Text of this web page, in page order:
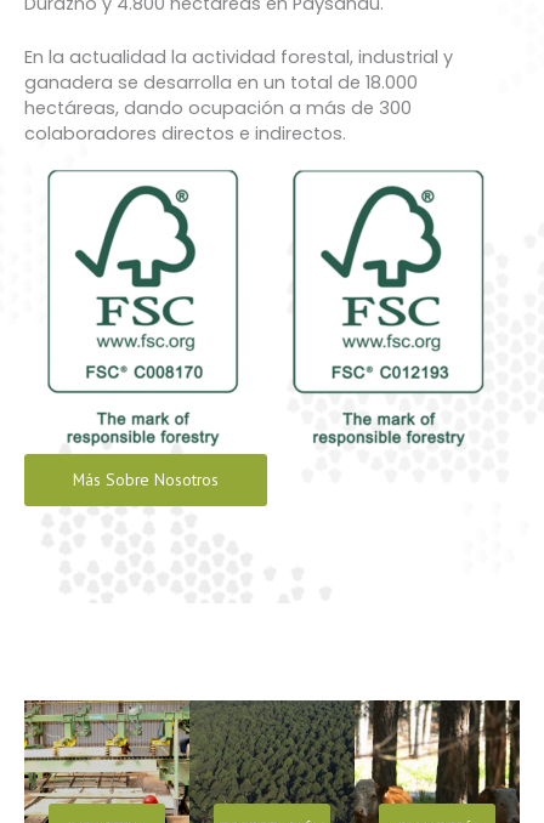
En la actualidad la actividad forestal, industrial y
ganadera se desarrolla en un total de 18.000
hectáreas, dando ocupación a más de 300
colaboradores directos e indirectos.
Más Sobre Nosotros